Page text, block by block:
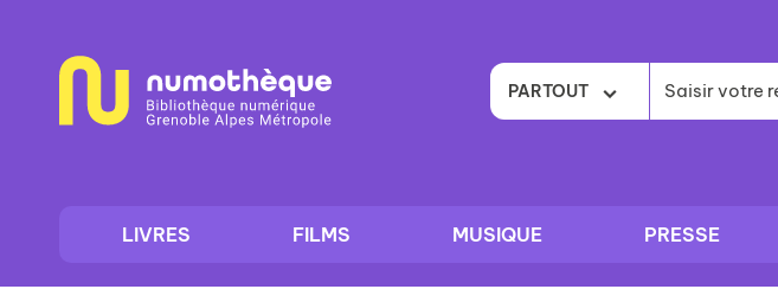
contenu
PARTOUT
LIVRES FILMS MUSIQUE PRESSE